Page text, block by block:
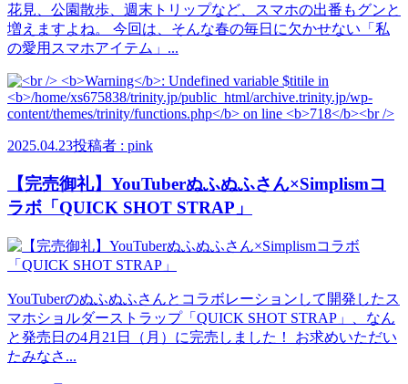
花見、公園散歩、週末トリップなど、スマホの出番もグンと
増えますよね。 今回は、そんな春の毎日に欠かせない「私
の愛用スマホアイテム」...
2025.04.23投稿者 : pink
【完売御礼】YouTuberぬふぬふさん×Simplismコ
ラボ「QUICK SHOT STRAP」
YouTuberのぬふぬふさんとコラボレーションして開発したス
マホショルダーストラップ「QUICK SHOT STRAP」、なん
と発売日の4月21日（月）に完売しました！ お求めいただい
たみなさ...